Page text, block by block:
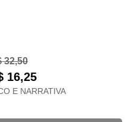
32,50
16,25
E NARRATIVA